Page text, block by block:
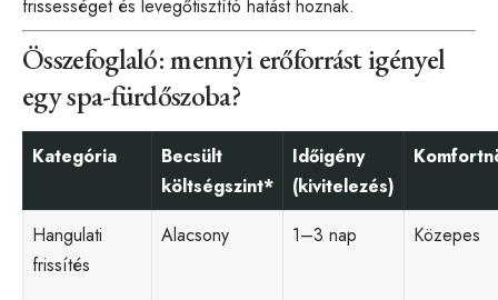
frissességet és levegőtisztító hatást hoznak.
Összefoglaló: mennyi erőforrást igényel
egy spa-fürdőszoba?
Kategória
Becsült
költségszint*
Időigény
(kivitelezés)
Hangulati
frissítés
Alacsony 1–3 nap Közepes